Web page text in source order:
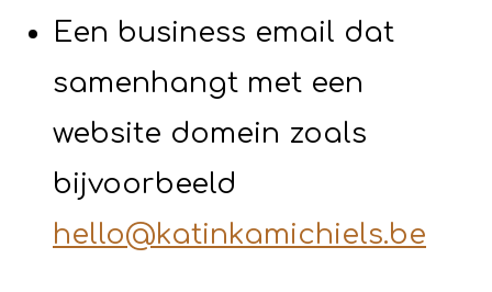
Een business email dat
samenhangt met een
website domein zoals
bijvoorbeeld
hello@katinkamichiels.be